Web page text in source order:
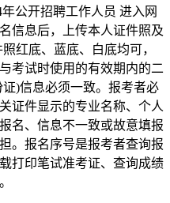
公开招聘工作人员 进入网
信息后，上传本人证件照及
红底、蓝底、白底均可，
考试时使用的有效期内的二
)信息必须一致。报考者必
证件显示的专业名称、个人
名、信息不一致或故意填报
。报名序号是报考者查询报
打印笔试准考证、查询成绩